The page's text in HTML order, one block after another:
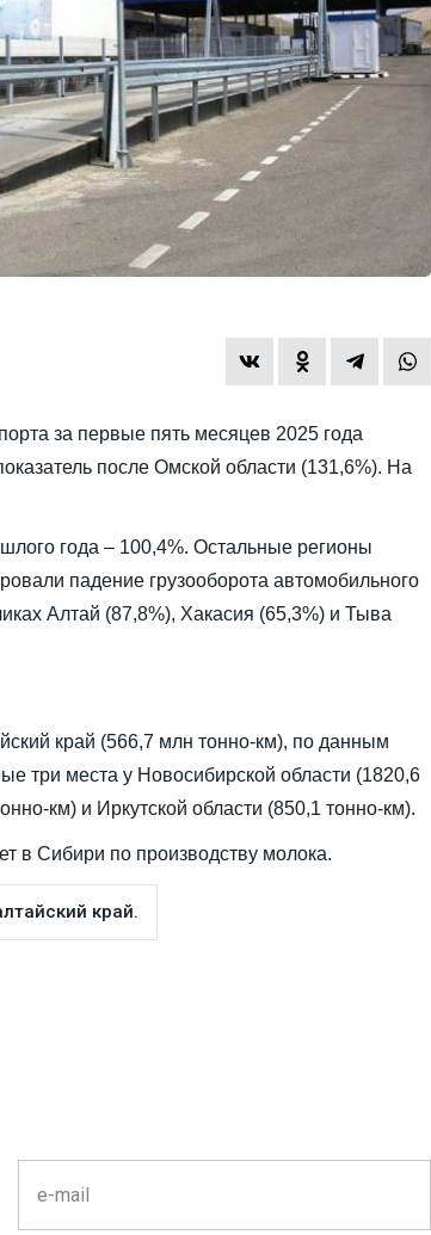
за первые пять месяцев 2025 года
после Омской области (131,6%). На
года – 100,4%. Остальные регионы
падение грузооборота автомобильного
Алтай (87,8%), Хакасия (65,3%) и Тыва
край (566,7 млн тонно-км), по данным
три места у Новосибирской области (1820,6
км) и Иркутской области (850,1 тонно-км).
в Сибири по производству молока.
край.